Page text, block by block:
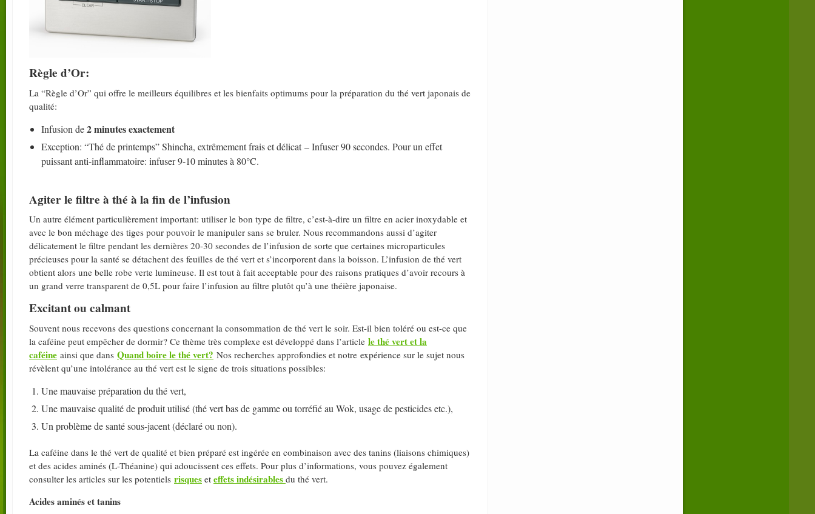
Règle d’Or:
La “Règle d’Or” qui offre le meilleurs équilibres et les bienfaits optimums pour la préparation du thé vert japonais de
qualité:
Infusion de2 minutes exactement
Exception: “Thé de printemps” Shincha, extrêmement frais et délicat – Infuser 90 secondes. Pour un effet
puissant anti-inflammatoire: infuser 9-10 minutes à 80°C.
Agiter le filtre à thé à la fin de l’infusion
Un autre élément particulièrement important: utiliser le bon type de filtre, c’est-à-dire un filtre en acier inoxydable et
avec le bon méchage des tiges pour pouvoir le manipuler sans se bruler. Nous recommandons aussi d’agiter
délicatement le filtre pendant les dernières 20-30 secondes de l’infusion de sorte que certaines microparticules
précieuses pour la santé se détachent des feuilles de thé vert et s’incorporent dans la boisson. L’infusion de thé vert
obtient alors une belle robe verte lumineuse. Il est tout à fait acceptable pour des raisons pratiques d’avoir recours à
un grand verre transparent de 0,5L pour faire l’infusion au filtre plutôt qu’à une théière japonaise.
Excitant ou calmant
Souvent nous recevons des questions concernant la consommation de thé vert le soir. Est-il bien toléré ou est-ce que
la caféine peut empêcher de dormir? Ce thème très complexe est développé dans l’article le thé vert et la
caféine ainsi que dans Quand boire le thé vert? Nos recherches approfondies et notre expérience sur le sujet nous
révèlent qu’une intolérance au thé vert est le signe de trois situations possibles:
Une mauvaise préparation du thé vert,
Une mauvaise qualité de produit utilisé (thé vert bas de gamme ou torréfié au Wok, usage de pesticides etc.),
Un problème de santé sous-jacent (déclaré ou non).
La caféine dans le thé vert de qualité et bien préparé est ingérée en combinaison avec des tanins (liaisons chimiques)
et des acides aminés (L-Théanine) qui adoucissent ces effets. Pour plus d’informations, vous pouvez également
consulter les articles sur les potentiels risques et effets indésirables du thé vert.
Acides aminés et tanins